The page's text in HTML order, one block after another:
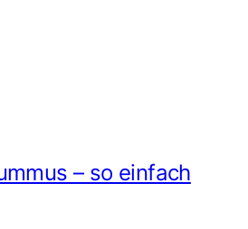
– so einfach